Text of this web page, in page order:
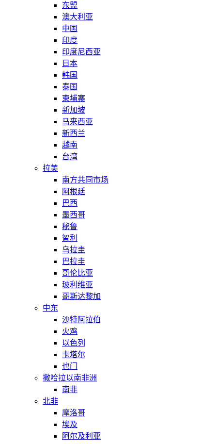
东盟
澳大利亚
中国
印度
印度尼西亚
日本
韩国
泰国
柬埔寨
新加坡
马来西亚
新西兰
越南
台湾
拉美
南方共同市场
阿根廷
巴西
墨西哥
秘鲁
智利
乌拉圭
巴拉圭
哥伦比亚
玻利维亚
哥斯达黎加
中东
沙特阿拉伯
火鸡
以色列
卡塔尔
也门
撒哈拉以南非洲
南非
北非
摩洛哥
埃及
阿尔及利亚